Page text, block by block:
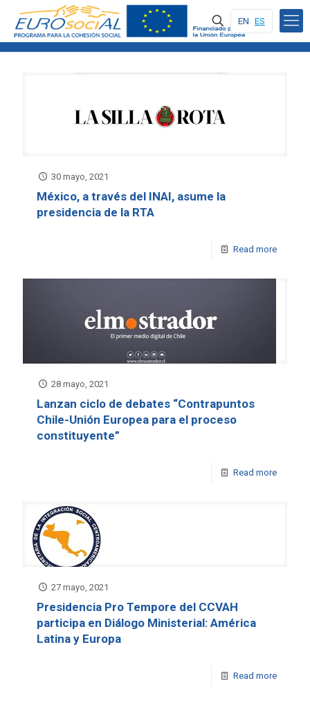
EN ES
30 mayo, 2021
México, a través del INAI, asume la
presidencia de la RTA
Read more
28 mayo, 2021
Lanzan ciclo de debates “Contrapuntos
Chile-Unión Europea para el proceso
constituyente”
Read more
27 mayo, 2021
Presidencia Pro Tempore del CCVAH
participa en Diálogo Ministerial: América
Latina y Europa
Read more